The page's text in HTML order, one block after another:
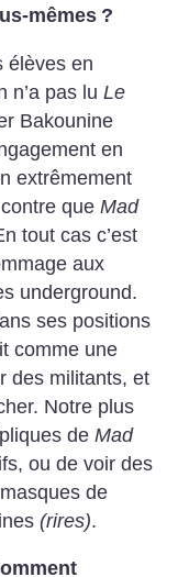
mêmes ?
élèves en
n’a pas luLe
Bakounine
en
extrêmement
queMad
tout cas c’est
aux
underground.
ses positions
comme une
des militants, et
Notre plus
deMad
ou de voir des
de
(rires).